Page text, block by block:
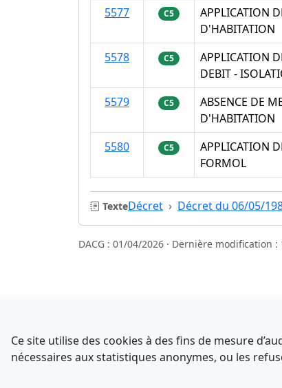
5577
C5
APPLICATION
D'HABITATION
5578
C5
APPLICATION
DEBIT -
5579
C5
ABSENCE DE
D'HABITATION
5580
C5
APPLICATION
FORMOL
TexteDécret Décret du 06/05/
DACG : 01/04/2026 · Dernière modification :
NATINFo
data.gouv.fr
Comment avez-vous découvert NATINFo ?
Ce site utilise des cookies à des fins de mesure
nécessaires aux statistiques anonymes, ou les